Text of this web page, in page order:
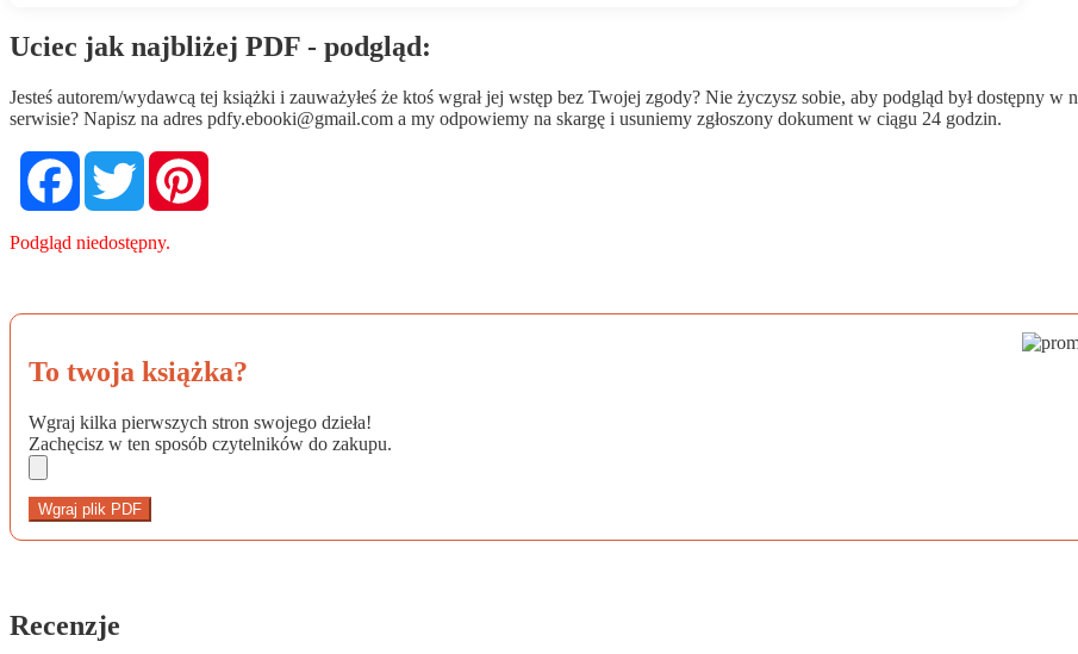
Uciec jak najbliżej PDF - podgląd:
Jesteś autorem/wydawcą tej książki i zauważyłeś że ktoś wgrał jej wstęp bez Twojej zgody? Nie życzysz sobie, aby podgląd był dostępny w
serwisie? Napisz na adres pdfy.ebooki@gmail.com a my odpowiemy na skargę i usuniemy zgłoszony dokument w ciągu 24 godzin.
FacebookTwitter
Podgląd niedostępny.
To twoja książka?
Wgraj kilka pierwszych stron swojego dzieła!
Zachęcisz w ten sposób czytelników do zakupu.
Wgraj plik PDF
Recenzje